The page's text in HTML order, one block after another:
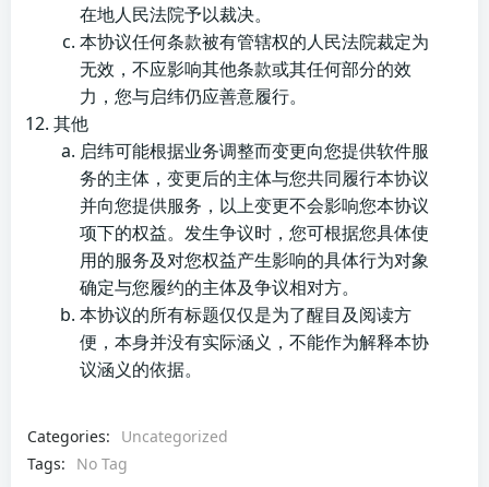
在地人民法院予以裁决。
本协议任何条款被有管辖权的人民法院裁定为
无效，不应影响其他条款或其任何部分的效
力，您与启纬仍应善意履行。
其他
启纬可能根据业务调整而变更向您提供软件服
务的主体，变更后的主体与您共同履行本协议
并向您提供服务，以上变更不会影响您本协议
项下的权益。发生争议时，您可根据您具体使
用的服务及对您权益产生影响的具体行为对象
确定与您履约的主体及争议相对方。
本协议的所有标题仅仅是为了醒目及阅读方
便，本身并没有实际涵义，不能作为解释本协
议涵义的依据。
Categories:
Uncategorized
Tags:
No Tag